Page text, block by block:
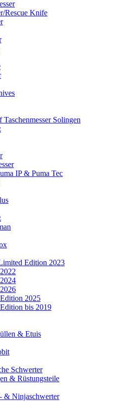
Rescue Knife
Taschenmesser Solingen
IP & Puma Tec
Edition 2023
2025
bis 2019
& Etuis
Schwerter
& Rüstungsteile
& Ninjaschwerter